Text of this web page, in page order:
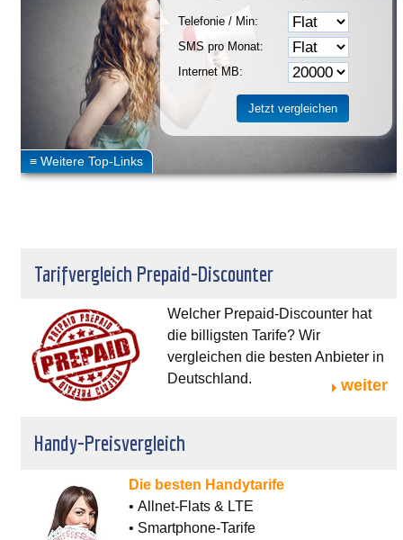
Telefonie / Min:
SMS pro Monat:
Internet MB:
Tarifvergleich Prepaid-Discounter
Welcher Prepaid-Discounter hat
die billigsten Tarife? Wir
vergleichen die besten Anbieter in
Deutschland.
weiter
Handy-Preisvergleich
Die besten Handytarife
• Allnet-Flats & LTE
• Smartphone-Tarife